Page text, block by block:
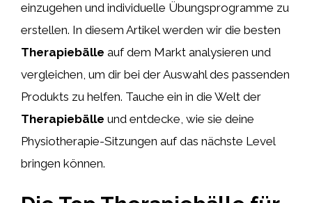
einzugehen und individuelle Übungsprogramme zu
erstellen. In diesem Artikel werden wir die besten
Therapiebälle auf dem Markt analysieren und
vergleichen, um dir bei der Auswahl des passenden
Produkts zu helfen. Tauche ein in die Welt der
Therapiebälle und entdecke, wie sie deine
Physiotherapie-Sitzungen auf das nächste Level
bringen können.